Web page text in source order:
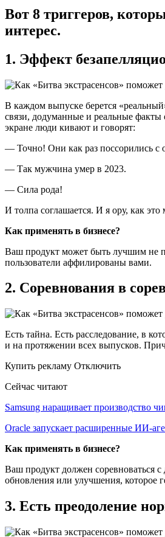
Вот 8 триггеров,
интерес.
1. Эффект
В каждом выпуске берется
связи, додуманные и реальные
экране люди кивают и говорят:
— Точно! Они как раз поссорились с
— Так мужчина умер в 2023.
— Сила рода!
И толпа соглашается. И я ору, как
Как применять в бизнесе?
Ваш продукт может быть лучшим не
пользователи аффилированы вами.
2. Соревнования в
Есть тайна. Есть расследование, в
и на протяжении всех выпусков.
Купить рекламу Отключить
Сейчас читают
Samsung наращивает производство
Oracle запускает расширенные
Как применять в бизнесе?
Ваш продукт должен соревноваться
обновления или улучшения, которое
3. Есть преодоление